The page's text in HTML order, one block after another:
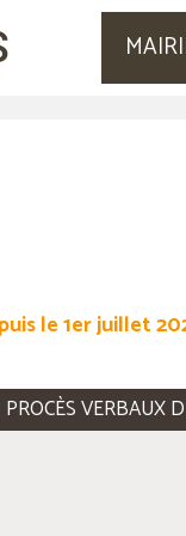
le 1er juillet
PROCÈS VERBAUX